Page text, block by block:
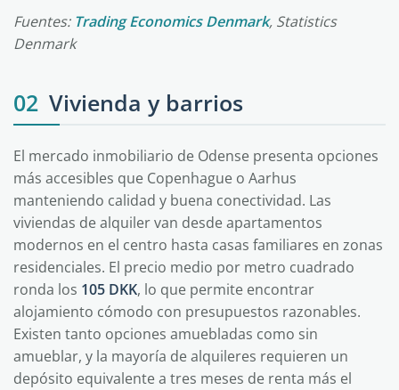
Fuentes: Trading Economics Denmark, Statistics
Denmark
02 Vivienda y barrios
El mercado inmobiliario de Odense presenta opciones
más accesibles que Copenhague o Aarhus
manteniendo calidad y buena conectividad. Las
viviendas de alquiler van desde apartamentos
modernos en el centro hasta casas familiares en zonas
residenciales. El precio medio por metro cuadrado
ronda los 105 DKK, lo que permite encontrar
alojamiento cómodo con presupuestos razonables.
Existen tanto opciones amuebladas como sin
amueblar, y la mayoría de alquileres requieren un
depósito equivalente a tres meses de renta más el